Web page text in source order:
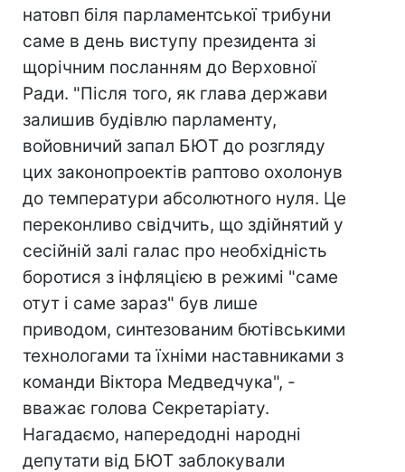
натовп біля парламентської трибуни
саме в день виступу президента зі
щорічним посланням до Верховної
Ради. "Після того, як глава держави
залишив будівлю парламенту,
войовничий запал БЮТ до розгляду
цих законопроектів раптово охолонув
до температури абсолютного нуля. Це
переконливо свідчить, що здійнятий у
сесійній залі галас про необхідність
боротися з інфляцією в режимі "саме
отут і саме зараз" був лише
приводом, синтезованим бютівськими
технологами та їхніми наставниками з
команди Віктора Медведчука", -
вважає голова Секретаріату.
Нагадаємо, напередодні народні
депутати від БЮТ заблокували